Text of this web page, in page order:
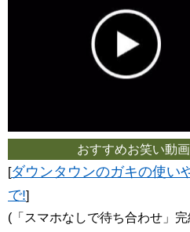
おすすめお笑い動画
[ダウンタウンのガキの使い
で!]
(「スマホなしで待ち合わせ」完